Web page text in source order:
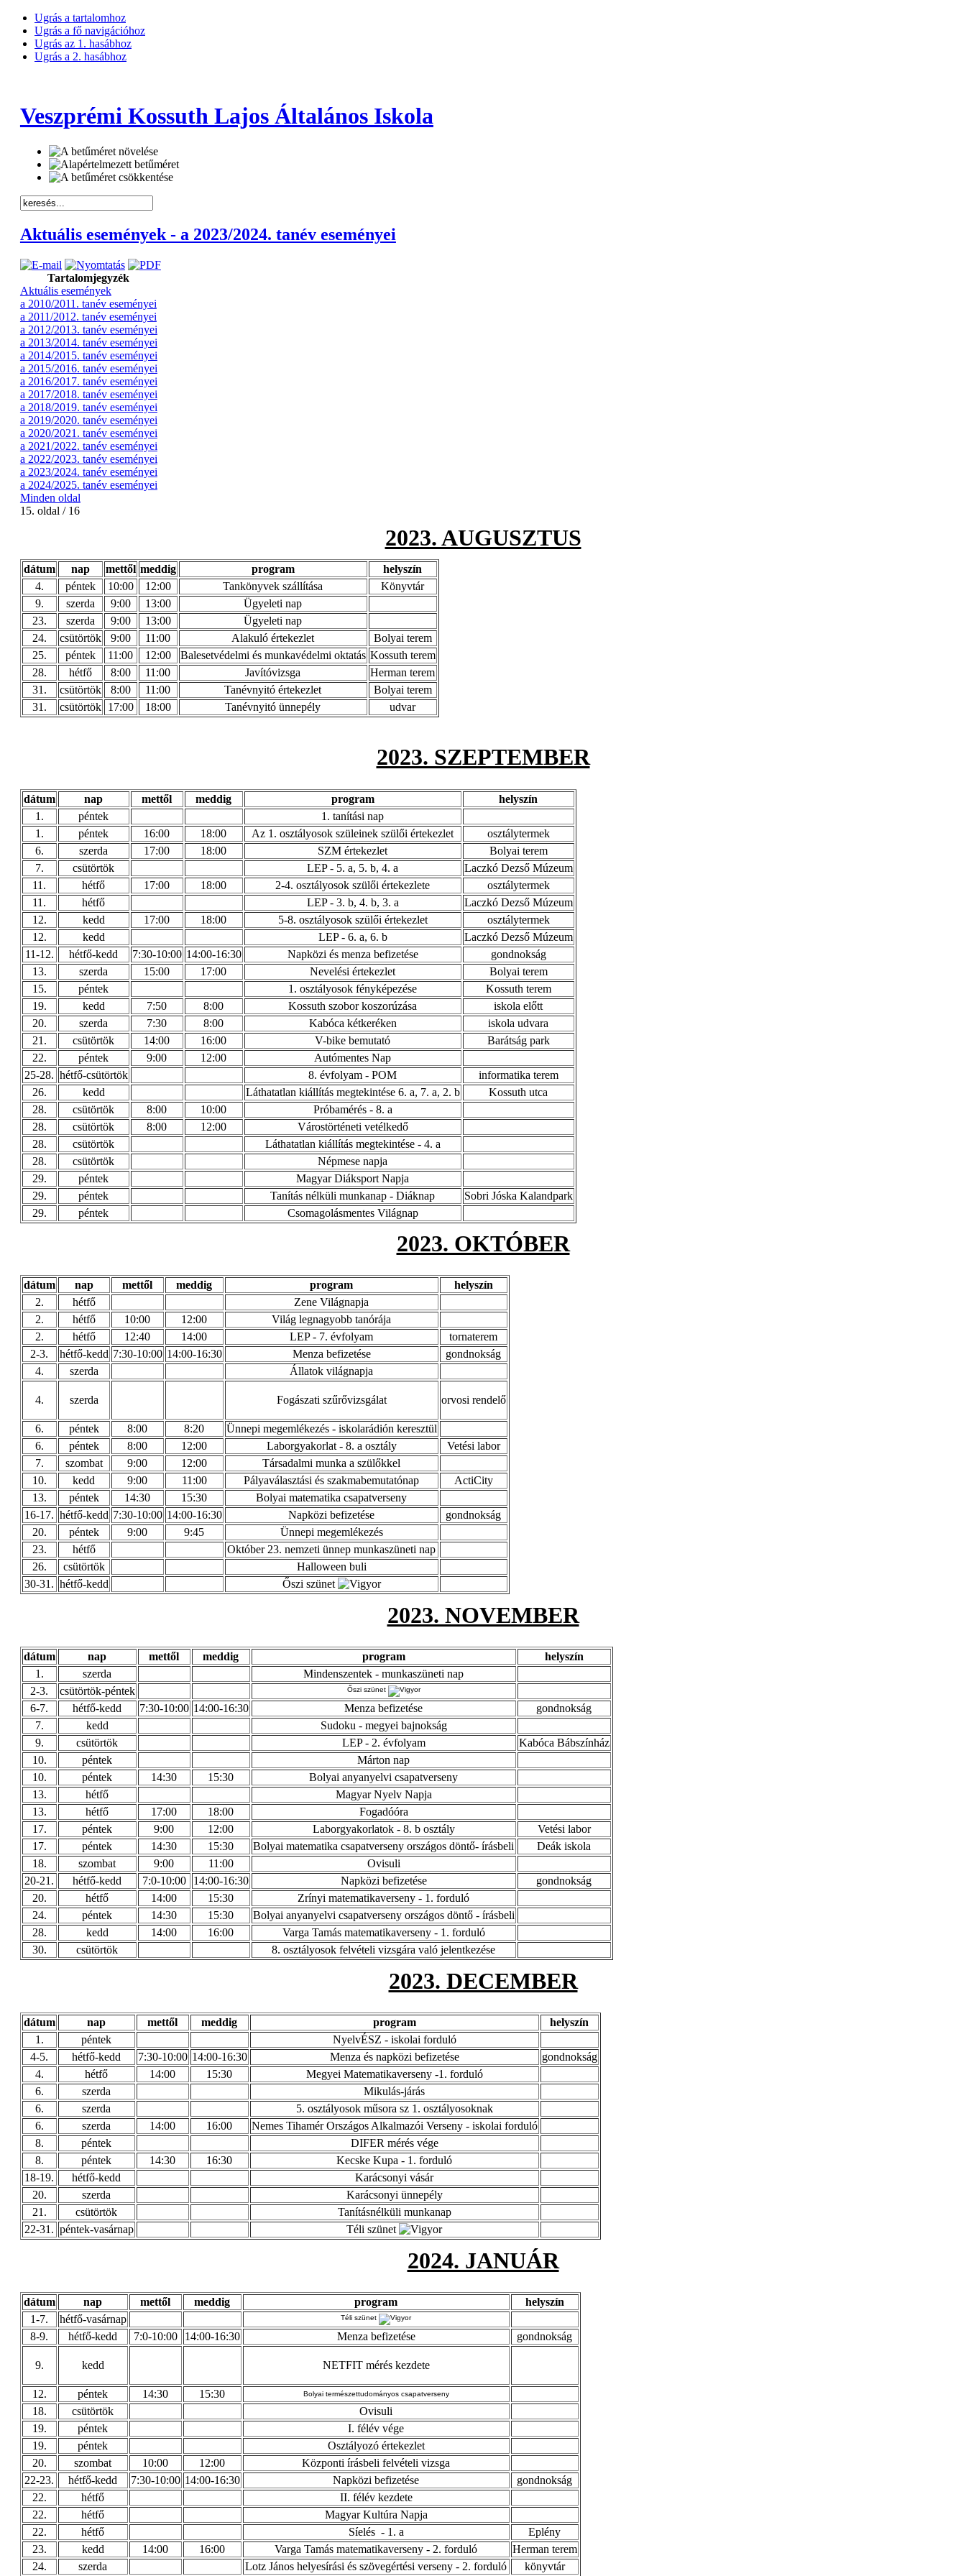
Ugrás a tartalomhoz
Ugrás a fő navigációhoz
Ugrás az 1. hasábhoz
Ugrás a 2. hasábhoz
Veszprémi Kossuth Lajos Általános Iskola
Aktuális események - a 2023/2024. tanév eseményei
Tartalomjegyzék
Aktuális események
a 2010/2011. tanév eseményei
a 2011/2012. tanév eseményei
a 2012/2013. tanév eseményei
a 2013/2014. tanév eseményei
a 2014/2015. tanév eseményei
a 2015/2016. tanév eseményei
a 2016/2017. tanév eseményei
a 2017/2018. tanév eseményei
a 2018/2019. tanév eseményei
a 2019/2020. tanév eseményei
a 2020/2021. tanév eseményei
a 2021/2022. tanév eseményei
a 2022/2023. tanév eseményei
a 2023/2024. tanév eseményei
a 2024/2025. tanév eseményei
Minden oldal
15. oldal / 16
2023. AUGUSZTUS
dátum nap mettől meddig program
helyszín
4.
péntek 10:00 12:00 Tankönyvek szállítása
Könyvtár
9.
szerda 9:00 13:00
Ügyeleti nap
23.
szerda 9:00 13:00
Ügyeleti nap
24.
csütörtök 9:00 11:00 Alakuló értekezlet
Bolyai terem
25.
péntek 11:00 12:00 Balesetvédelmi és munkavédelmi oktatás Kossuth terem
28.
hétfő 8:00 11:00 Javítóvizsga
Herman terem
31.
csütörtök 8:00 11:00 Tanévnyitó értekezlet
Bolyai terem
31.
csütörtök 17:00 18:00 Tanévnyitó ünnepély udvar
2023. SZEPTEMBER
dátum nap mettől meddig program
helyszín
1.
péntek
1. tanítási nap
1.
péntek 16:00 18:00 Az 1. osztályosok szüleinek szülői értekezlet
osztálytermek
6.
szerda 17:00 18:00 SZM értekezlet
Bolyai terem
7.
csütörtök LEP - 5. a, 5. b, 4. a
Laczkó Dezső Múzeum
11.
hétfő 17:00 18:00 2-4. osztályosok szülői értekezlete
osztálytermek
11.
hétfő LEP - 3. b, 4. b, 3. a
Laczkó Dezső Múzeum
12.
kedd 17:00 18:00 5-8. osztályosok szülői értekezlet
osztálytermek
12.
kedd LEP - 6. a, 6. b
Laczkó Dezső Múzeum
11-12.
hétfő-kedd 7:30-10:00 14:00-16:30 Napközi és menza befizetése
gondnokság
13.
szerda 15:00 17:00 Nevelési értekezlet
Bolyai terem
15.
péntek 1. osztályosok fényképezése
Kossuth terem
19.
kedd 7:50 8:00 Kossuth szobor koszorúzása
iskola előtt
20.
szerda 7:30 8:00 Kabóca kétkeréken
iskola udvara
21.
csütörtök 14:00 16:00 V-bike bemutató
Barátság park
22.
péntek 9:00 12:00
Autómentes Nap
25-28. hétfő-csütörtök 8. évfolyam - POM
informatika terem
26.
kedd Láthatatlan kiállítás megtekintése 6. a, 7. a, 2. b
Kossuth utca
28.
csütörtök 8:00 10:00
Próbamérés - 8. a
28.
csütörtök 8:00 12:00
Várostörténeti vetélkedő
28.
csütörtök
Láthatatlan kiállítás megtekintése - 4. a
28.
csütörtök
Népmese napja
29.
péntek
Magyar Diáksport Napja
29.
péntek Tanítás nélküli munkanap - Diáknap
Sobri Jóska Kalandpark
29.
péntek Csomagolásmentes Világnap
2023. OKTÓBER
dátum nap mettől meddig program
helyszín
2.
hétfő
Zene Világnapja
2.
hétfő 10:00 12:00
Világ legnagyobb tanórája
2.
hétfő 12:40 14:00 LEP - 7. évfolyam
tornaterem
2-3.
hétfő-kedd 7:30-10:00 14:00-16:30 Menza befizetése
gondnokság
4.
szerda Állatok világnapja
4. szerda Fogászati szűrővizsgálat orvosi rendelő
6. péntek 8:00 8:20
Ünnepi megemlékezés - iskolarádión keresztül
6.
péntek 8:00 12:00 Laborgyakorlat - 8. a osztály
Vetési labor
7.
szombat 9:00 12:00
Társadalmi munka a szülőkkel
10.
kedd 9:00 11:00 Pályaválasztási és szakmabemutatónap
ActiCity
13.
péntek 14:30 15:30
Bolyai matematika csapatverseny
16-17. hétfő-kedd 7:30-10:00 14:00-16:30 Napközi befizetése
gondnokság
20.
péntek 9:00 9:45
Ünnepi megemlékezés
23.
hétfő
Október 23. nemzeti ünnep munkaszüneti nap
26.
csütörtök
Halloween buli
30-31. hétfő-kedd Őszi szünet
2023. NOVEMBER
dátum nap mettől meddig program
helyszín
1.
szerda
Mindenszentek - munkaszüneti nap
2-3.
csütörtök-péntek Őszi szünet
6-7. hétfő-kedd 7:30-10:00 14:00-16:30 Menza befizetése
gondnokság
7.
kedd
Sudoku - megyei bajnokság
9.
csütörtök LEP - 2. évfolyam
Kabóca Bábszínház
10.
péntek
Márton nap
10.
péntek 14:30 15:30
Bolyai anyanyelvi csapatverseny
13.
hétfő
Magyar Nyelv Napja
13.
hétfő 17:00 18:00
Fogadóóra
17.
péntek 9:00 12:00 Laborgyakorlatok - 8. b osztály
Vetési labor
17.
péntek 14:30 15:30 Bolyai matematika csapatverseny országos döntő- írásbeli
Deák iskola
18.
szombat 9:00 11:00
Ovisuli
20-21.
hétfő-kedd 7:0-10:00 14:00-16:30 Napközi befizetése
gondnokság
20.
hétfő 14:00 15:30
Zrínyi matematikaverseny - 1. forduló
24.
péntek 14:30 15:30
Bolyai anyanyelvi csapatverseny országos döntő - írásbeli
28.
kedd 14:00 16:00
Varga Tamás matematikaverseny - 1. forduló
30.
csütörtök 8. osztályosok felvételi vizsgára való jelentkezése
2023. DECEMBER
dátum nap mettől meddig program
helyszín
1.
péntek
NyelvÉSZ - iskolai forduló
4-5.
hétfő-kedd 7:30-10:00 14:00-16:30 Menza és napközi befizetése
gondnokság
4.
hétfő 14:00 15:30
Megyei Matematikaverseny -1. forduló
6.
szerda
Mikulás-járás
6.
szerda
5. osztályosok műsora sz 1. osztályosoknak
6.
szerda 14:00 16:00
Nemes Tihamér Országos Alkalmazói Verseny - iskolai forduló
8.
péntek
DIFER mérés vége
8.
péntek 14:30 16:30
Kecske Kupa - 1. forduló
18-19.
hétfő-kedd
Karácsonyi vásár
20.
szerda
Karácsonyi ünnepély
21.
csütörtök
Tanításnélküli munkanap
22-31. péntek-vasárnap Téli szünet
2024. JANUÁR
dátum nap mettől meddig program
helyszín
1-7.
hétfő-vasárnap Téli szünet
8-9. hétfő-kedd 7:0-10:00 14:00-16:30 Menza befizetése gondnokság
9. kedd NETFIT mérés kezdete
12. péntek 14:30 15:30 Bolyai természettudományos csapatverseny
18. csütörtök
Ovisuli
19.
péntek
I. félév vége
19.
péntek
Osztályozó értekezlet
20.
szombat 10:00 12:00
Központi írásbeli felvételi vizsga
22-23.
hétfő-kedd 7:30-10:00 14:00-16:30 Napközi befizetése
gondnokság
22.
hétfő
II. félév kezdete
22.
hétfő
Magyar Kultúra Napja
22.
hétfő Síelés - 1. a
Eplény
23.
kedd 14:00 16:00 Varga Tamás matematikaverseny - 2. forduló
Herman terem
24.
szerda Lotz János helyesírási és szövegértési verseny - 2. forduló könyvtár